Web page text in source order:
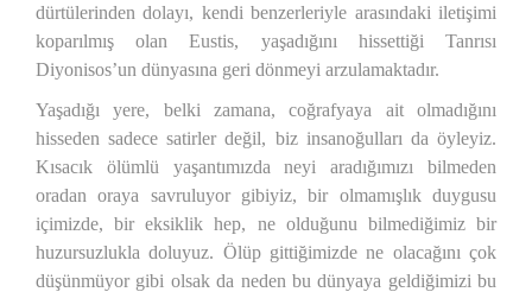
dürtülerinden dolayı, kendi benzerleriyle arasındaki iletişimi
koparılmış olan Eustis, yaşadığını hissettiği Tanrısı
Diyonisos’un dünyasına geri dönmeyi arzulamaktadır.
Yaşadığı yere, belki zamana, coğrafyaya ait olmadığını
hisseden sadece satirler değil, biz insanoğulları da öyleyiz.
Kısacık ölümlü yaşantımızda neyi aradığımızı bilmeden
oradan oraya savruluyor gibiyiz, bir olmamışlık duygusu
içimizde, bir eksiklik hep, ne olduğunu bilmediğimiz bir
huzursuzlukla doluyuz. Ölüp gittiğimizde ne olacağını çok
düşünmüyor gibi olsak da neden bu dünyaya geldiğimizi bu